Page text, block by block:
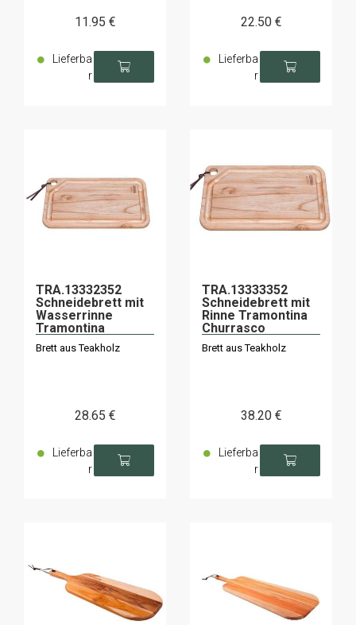
11.95 €
Lieferba
r
22.50 €
Lieferba
r
TRA.13332352
Schneidebrett mit
Wasserrinne
Tramontina
Churrasco
40x23,3x1,8cm
Brett aus Teakholz
28.65 €
Lieferba
r
TRA.13333352
Schneidebrett mit
Rinne Tramontina
Churrasco
49x28x1,8cm
Brett aus Teakholz
38.20 €
Lieferba
r